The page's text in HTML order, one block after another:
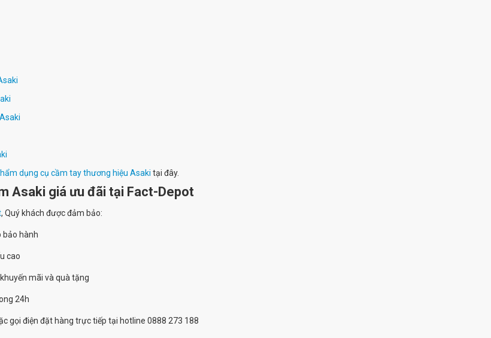
dụng cụ cầm tay thương hiệu Asaki tại đây.
Asaki giá ưu đãi tại Fact-Depot
, Quý khách được đảm bảo:
bảo hành
cao
mãi và quà tặng
24h
gọi điện đặt hàng trực tiếp tại hotline 0888 273 188